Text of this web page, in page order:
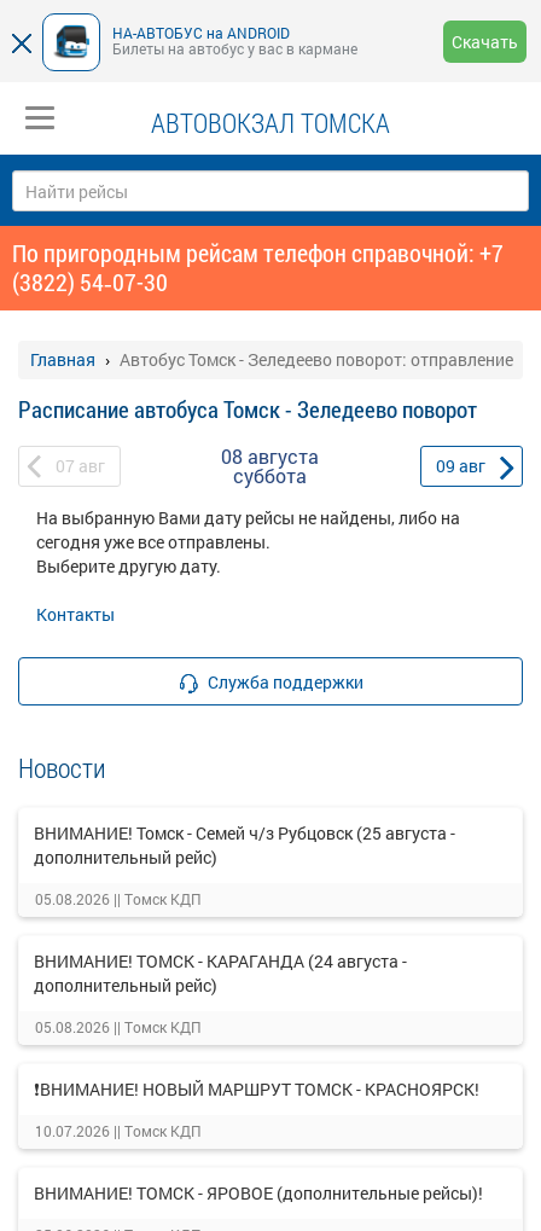
НА-АВТОБУС на ANDROID
Билеты на автобус у вас в кармане
Скачать
АВТОВОКЗАЛ ТОМСКА
По пригородным рейсам телефон справочной: +7
(3822) 54‑07-30
Главная Автобус Томск - Зеледеево поворот: отправление
Расписание автобуса Томск - Зеледеево поворот
07 авг 08 августа
суббота 09 авг
На выбранную Вами дату рейсы не найдены, либо на
сегодня уже все отправлены.
Выберите другую дату.
Контакты
Служба поддержки
Новости
ВНИМАНИЕ! Томск - Семей ч/з Рубцовск (25 августа -
дополнительный рейс)
05.08.2026 || Томск КДП
ВНИМАНИЕ! ТОМСК - КАРАГАНДА (24 августа -
дополнительный рейс)
05.08.2026 || Томск КДП
❗ВНИМАНИЕ! НОВЫЙ МАРШРУТ ТОМСК - КРАСНОЯРСК!
10.07.2026 || Томск КДП
ВНИМАНИЕ! ТОМСК - ЯРОВОЕ (дополнительные рейсы)!